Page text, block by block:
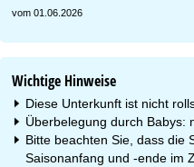
vom 01.06.2026
Wichtige Hinweise
Diese Unterkunft ist nicht
Überbelegung durch Babys:
Bitte beachten Sie, dass die
Saisonanfang und -ende im